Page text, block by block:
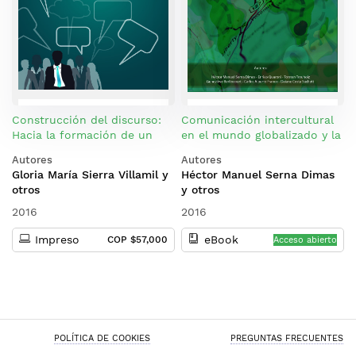
Construcción del discurso:
Hacia la formación de un
el uso del lenguaje
Autores
Gloria María Sierra Villamil y
otros
2016
Impreso COP $57,000
Comunicación intercultural
en el mundo globalizado y la
multilingüe de los
profesionales en lenguas
modernas
Autores
Héctor Manuel Serna Dimas
y otros
2016
eBook Acceso abierto
POLÍTICA DE COOKIES
PREGUNTAS FRECUENTES